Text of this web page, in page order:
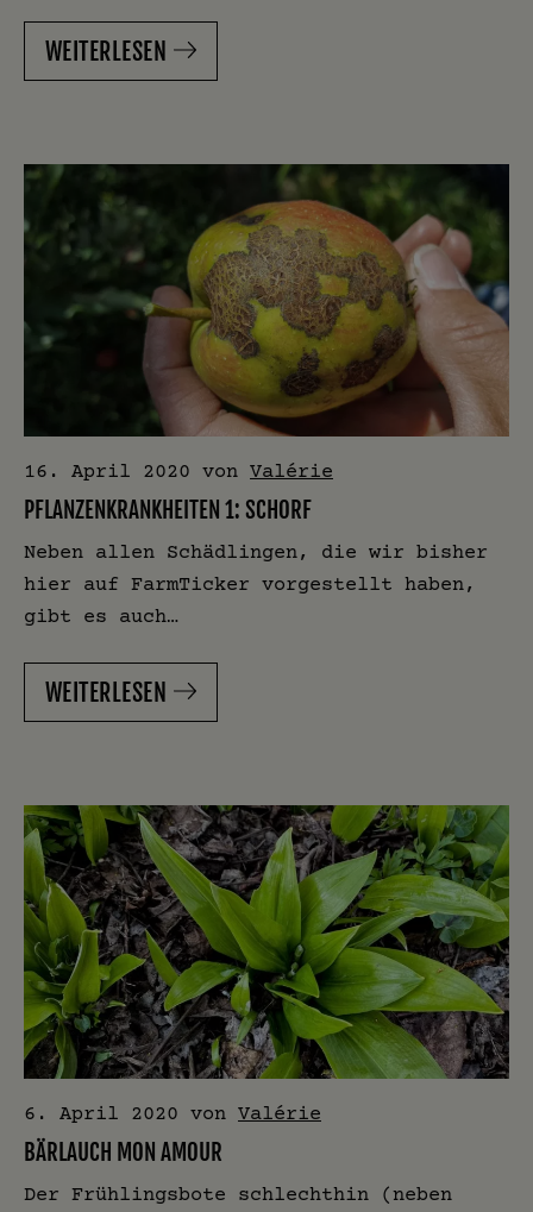
WEITERLESEN
16. April 2020 von Valérie
PFLANZENKRANKHEITEN 1: SCHORF
Neben allen Schädlingen, die wir bisher
hier auf FarmTicker vorgestellt haben,
gibt es auch…
WEITERLESEN
6. April 2020 von Valérie
BÄRLAUCH MON AMOUR
Der Frühlingsbote schlechthin (neben